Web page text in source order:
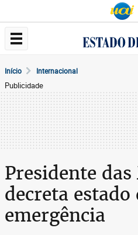
Início Internacional
Publicidade
Presidente
decreta estado
emergência